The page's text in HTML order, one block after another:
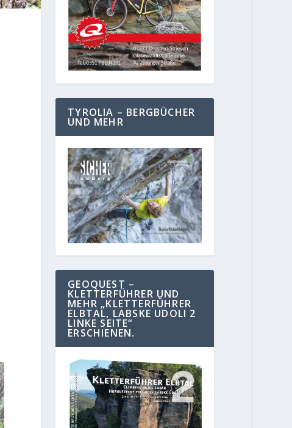
TYROLIA – BERGBÜCHER
UND MEHR
GEOQUEST –
KLETTERFÜHRER UND
MEHR „KLETTERFÜHRER
ELBTAL, LABSKE UDOLI 2
LINKE SEITE“
ERSCHIENEN.